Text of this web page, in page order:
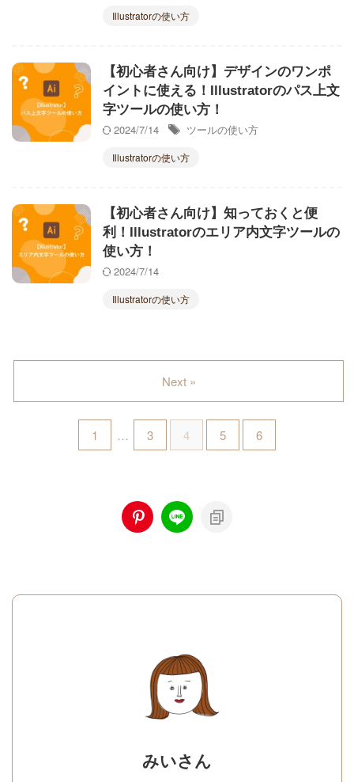
Illustratorの使い方
【初心者さん向け】デザインのワンポ
イントに使える！Illustratorのパス上文
字ツールの使い方！
2024/7/14
ツールの使い方
Illustratorの使い方
【初心者さん向け】知っておくと便
利！Illustratorのエリア内文字ツールの
使い方！
2024/7/14
Illustratorの使い方
1 … 3 4 5 6
Next »
みいさん